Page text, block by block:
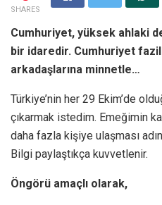
SHARES
Cumhuriyet, yüksek ahlaki
bir idaredir. Cumhuriyet
arkadaşlarına minnetle…
Türkiye’nin her 29 Ekim’de
çıkarmak istedim. Emeğimin
daha fazla kişiye ulaşması
Bilgi paylaştıkça kuvvetlenir.
Öngörü amaçlı olarak,